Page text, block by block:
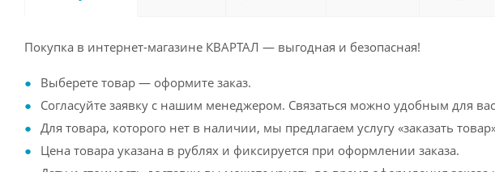
Покупка в интернет-магазине КВАРТАЛ — выгодная и безопасная!
Выберете товар — оформите заказ.
Согласуйте заявку с нашим менеджером. Связаться можно удобным для
Для товара, которого нет в наличии, мы предлагаем услугу «заказать
Цена товара указана в рублях и фиксируется при оформлении заказа.